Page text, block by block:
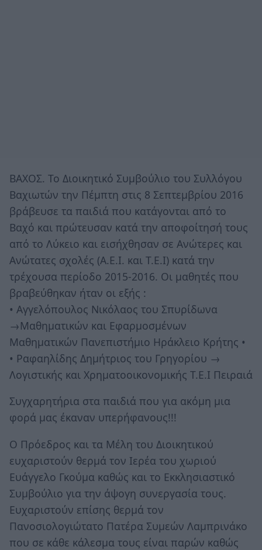
ΒΑΧΟΣ. Το Διοικητικό Συμβούλιο του Συλλόγου
Βαχιωτών την Πέμπτη στις 8 Σεπτεμβρίου 2016
βράβευσε τα παιδιά που κατάγονται από το
Βαχό και πρώτευσαν κατά την αποφοίτησή τους
από το Λύκειο και εισήχθησαν σε Ανώτερες και
Ανώτατες σχολές (Α.Ε.Ι. και Τ.Ε.Ι) κατά την
τρέχουσα περίοδο 2015-2016. Οι μαθητές που
βραβεύθηκαν ήταν οι εξής :
• Αγγελόπουλος Νικόλαος του Σπυρίδωνα
→Μαθηματικών και Εφαρμοσμένων
Μαθηματικών Πανεπιστήμιο Ηράκλειο Κρήτης •
• Ραφαηλίδης Δημήτριος του Γρηγορίου →
Λογιστικής και Χρηματοοικονομικής Τ.Ε.Ι Πειραιά
Συγχαρητήρια στα παιδιά που για ακόμη μια
φορά μας έκαναν υπερήφανους!!!
Ο Πρόεδρος και τα Μέλη του Διοικητικού
ευχαριστούν θερμά τον Ιερέα του χωριού
Ευάγγελο Γκούμα καθώς και το Εκκλησιαστικό
Συμβούλιο για την άψογη συνεργασία τους.
Ευχαριστούν επίσης θερμά τον
Πανοσιολογιώτατο Πατέρα Συμεών Λαμπρινάκο
που σε κάθε κάλεσμα τους είναι παρών καθώς